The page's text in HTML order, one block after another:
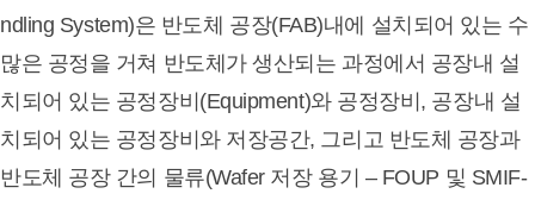
ndling System)은 반도체 공장(FAB)내에 설치되어 있는 수
많은 공정을 거쳐 반도체가 생산되는 과정에서 공장내 설
치되어 있는 공정장비(Equipment)와 공정장비, 공장내 설
치되어 있는 공정장비와 저장공간, 그리고 반도체 공장과
반도체 공장 간의 물류(Wafer 저장 용기 – FOUP 및 SMIF-